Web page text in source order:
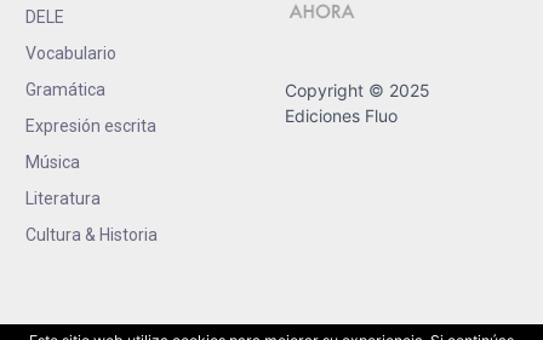
DELE
Vocabulario
Gramática
Expresión escrita
Música
Literatura
Cultura & Historia
Copyright © 2025
Ediciones Fluo